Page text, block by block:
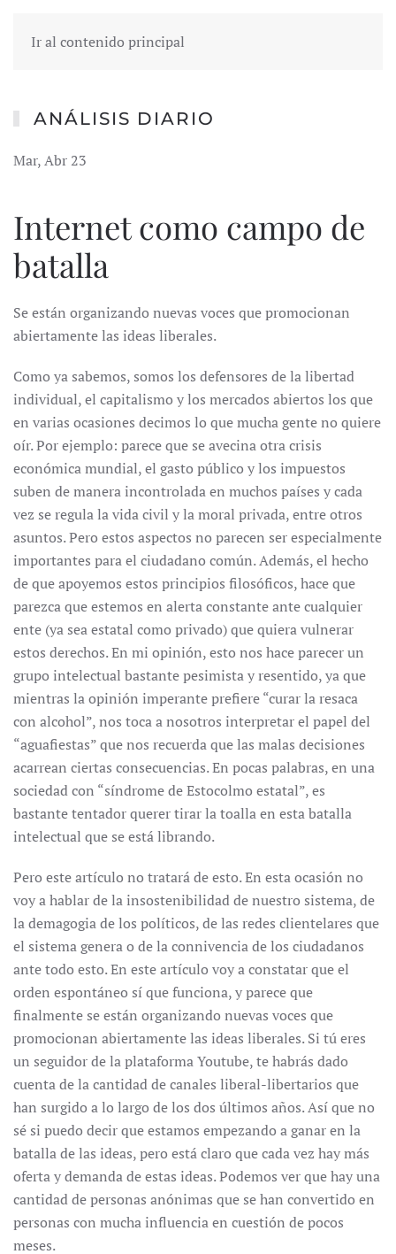
Ir al contenido principal
ANÁLISIS DIARIO
Mar, Abr 23
Internet como campo de
batalla
Se están organizando nuevas voces que promocionan
abiertamente las ideas liberales.
Como ya sabemos, somos los defensores de la libertad
individual, el capitalismo y los mercados abiertos los que
en varias ocasiones decimos lo que mucha gente no quiere
oír. Por ejemplo: parece que se avecina otra crisis
económica mundial, el gasto público y los impuestos
suben de manera incontrolada en muchos países y cada
vez se regula la vida civil y la moral privada, entre otros
asuntos. Pero estos aspectos no parecen ser especialmente
importantes para el ciudadano común. Además, el hecho
de que apoyemos estos principios filosóficos, hace que
parezca que estemos en alerta constante ante cualquier
ente (ya sea estatal como privado) que quiera vulnerar
estos derechos. En mi opinión, esto nos hace parecer un
grupo intelectual bastante pesimista y resentido, ya que
mientras la opinión imperante prefiere “curar la resaca
con alcohol”, nos toca a nosotros interpretar el papel del
“aguafiestas” que nos recuerda que las malas decisiones
acarrean ciertas consecuencias. En pocas palabras, en una
sociedad con “síndrome de Estocolmo estatal”, es
bastante tentador querer tirar la toalla en esta batalla
intelectual que se está librando.
Pero este artículo no tratará de esto. En esta ocasión no
voy a hablar de la insostenibilidad de nuestro sistema, de
la demagogia de los políticos, de las redes clientelares que
el sistema genera o de la connivencia de los ciudadanos
ante todo esto. En este artículo voy a constatar que el
orden espontáneo sí que funciona, y parece que
finalmente se están organizando nuevas voces que
promocionan abiertamente las ideas liberales. Si tú eres
un seguidor de la plataforma Youtube, te habrás dado
cuenta de la cantidad de canales liberal-libertarios que
han surgido a lo largo de los dos últimos años. Así que no
sé si puedo decir que estamos empezando a ganar en la
batalla de las ideas, pero está claro que cada vez hay más
oferta y demanda de estas ideas. Podemos ver que hay una
cantidad de personas anónimas que se han convertido en
personas con mucha influencia en cuestión de pocos
meses.